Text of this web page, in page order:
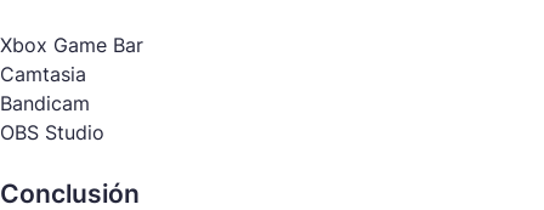
Xbox Game Bar
Camtasia
Bandicam
OBS Studio
Conclusión